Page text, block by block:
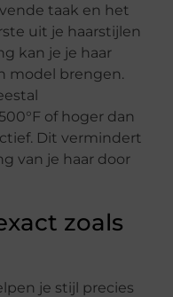
taak en het
uit je haarstijlen
kan je je haar
model brengen.
of hoger dan
Dit vermindert
van je haar door
zoals
je stijl precies